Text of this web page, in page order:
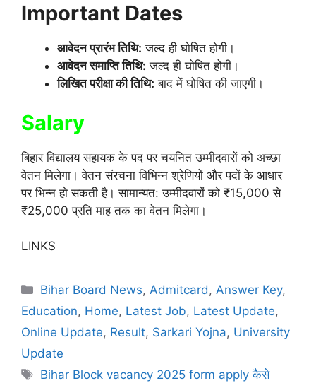
Important Dates
आवेदन प्रारंभ तिथि: जल्द ही घोषित होगी।
आवेदन समाप्ति तिथि: जल्द ही घोषित होगी।
लिखित परीक्षा की तिथि: बाद में घोषित की जाएगी।
Salary
बिहार विद्यालय सहायक के पद पर चयनित उम्मीदवारों को अच्छा
वेतन मिलेगा। वेतन संरचना विभिन्न श्रेणियों और पदों के आधार
पर भिन्न हो सकती है। सामान्यत: उम्मीदवारों को ₹15,000 से
₹25,000 प्रति माह तक का वेतन मिलेगा।
LINKS
Bihar Board News,Admitcard,Answer Key,
Education, Home, Latest Job, Latest Update,
Online Update, Result, Sarkari Yojna, University
Update
Bihar Block vacancy 2025 form apply कैसे